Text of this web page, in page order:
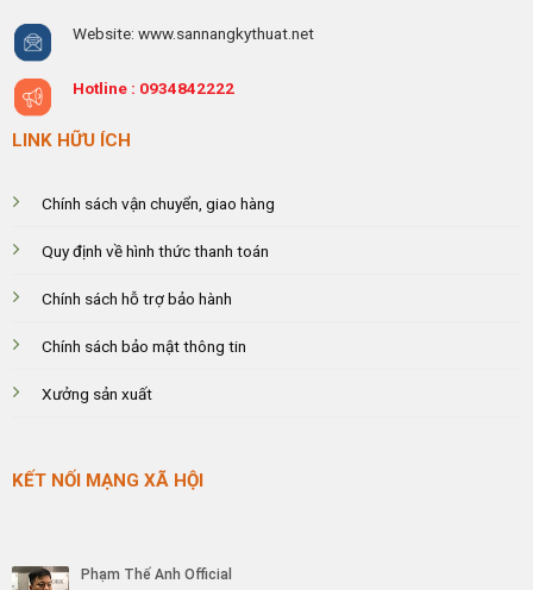
Website: www.sannangkythuat.net
Hotline : 0934842222
LINK HỮU ÍCH
Chính sách vận chuyển, giao hàng
Quy định về hình thức thanh toán
Chính sách hỗ trợ bảo hành
Chính sách bảo mật thông tin
Xưởng sản xuất
KẾT NỐI MẠNG XÃ HỘI